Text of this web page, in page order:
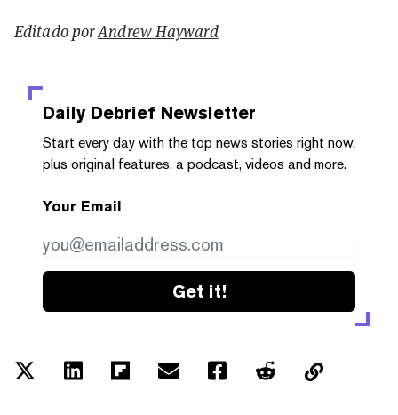
Editado porAndrew Hayward
Daily Debrief Newsletter
Start every day with the top news stories right now,
plus original features, a podcast, videos and more.
Your Email
Get it!